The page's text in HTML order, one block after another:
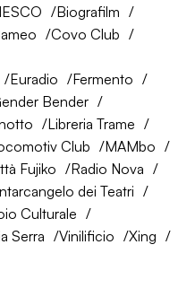
Biografilm
Covo Club
Euradio
Fermento
Bender
Libreria Trame
Club
MAMbo
Fujiko
Radio Nova
dei Teatri
Culturale
Serra Vinilificio
Xing